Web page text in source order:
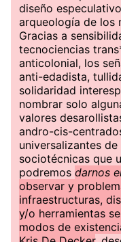
diseño
arqueología de los
Gracias a
tecnociencias
anticolonial, los
anti-edadista,
solidaridad
nombrar solo
valores
andro-cis-
universalizantes
sociotécnicas que
podremos darnos
observar y
infraestructuras,
y/o herramientas
modos de